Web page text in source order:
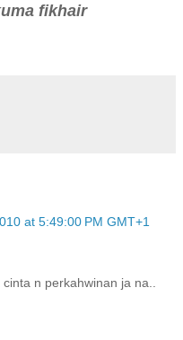
fikhair
at 5:49:00 PM GMT+1
n perkahwinan ja na..